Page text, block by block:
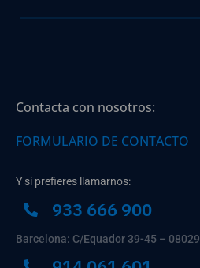
Contacta con nosotros:
FORMULARIO DE CONTACTO
Y si prefieres llamarnos:
933 666 900
Barcelona: C/Equador 39-45 – 08029